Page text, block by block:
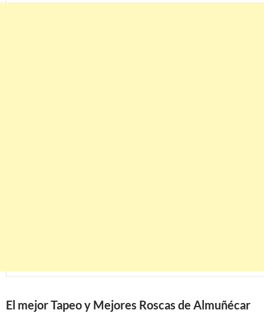
El mejor Tapeo y Mejores Roscas de Almuñécar